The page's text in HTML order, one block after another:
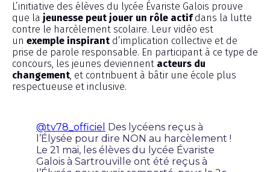
L’initiative des élèves du lycée Évariste Galois prouve
que la jeunesse peut jouer un rôle actifdans la lutte
contre le harcèlement scolaire. Leur vidéo est
un exemple inspirant d’implication collective et de
prise de parole responsable. En participant à ce type de
concours, les jeunes deviennent acteurs du
changement, et contribuent à bâtir une école plus
respectueuse et inclusive.
@tv78_officiel Des lycéens reçus à
l’Élysée pour dire NON au harcèlement !
Le 21 mai, les élèves du lycée Évariste
Galois à Sartrouville ont été reçus à